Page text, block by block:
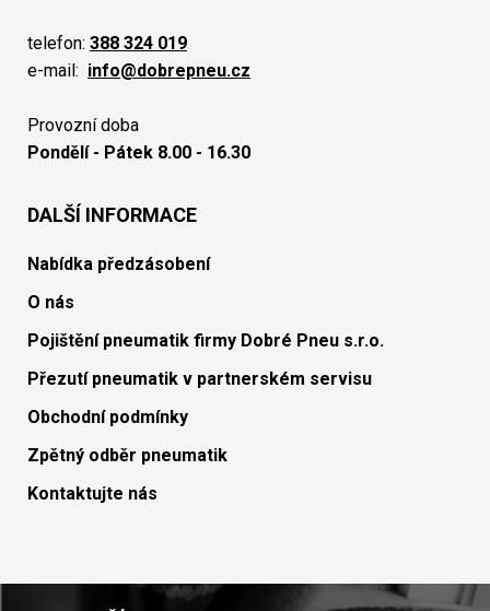
telefon: 388 324 019
e-mail: info@dobrepneu.cz
Provozní doba
Pondělí - Pátek 8.00 - 16.30
DALŠÍ INFORMACE
Nabídka předzásobení
O nás
Pojištění pneumatik firmy Dobré Pneu s.r.o.
Přezutí pneumatik v partnerském servisu
Obchodní podmínky
Zpětný odběr pneumatik
Kontaktujte nás